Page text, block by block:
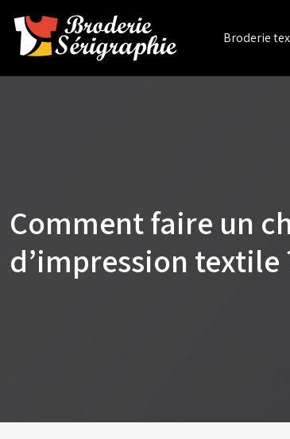
Broderie
Comment faire un
d’impression textile